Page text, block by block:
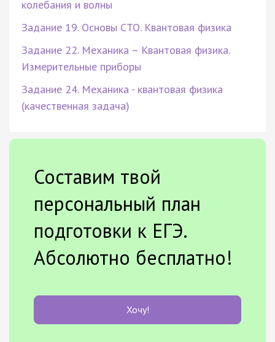
колебания и волны
Задание 19. Основы СТО. Квантовая физика
Задание 22. Механика – Квантовая физика.
Измерительные приборы
Задание 24. Механика - квантовая физика
(качественная задача)
Составим твой
персональный план
подготовки к ЕГЭ.
Абсолютно бесплатно!
Хочу!